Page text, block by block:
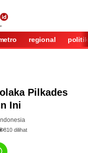
regional politik
Pilkades
Ini
810dilihat